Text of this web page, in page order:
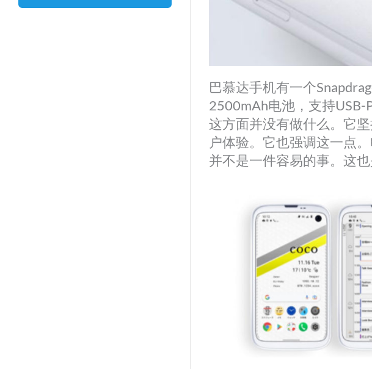
巴慕达手机有一个
2500mAh电池，支持
这方面并没有做什么。它
户体验。它也强调这一点
并不是一件容易的事。这